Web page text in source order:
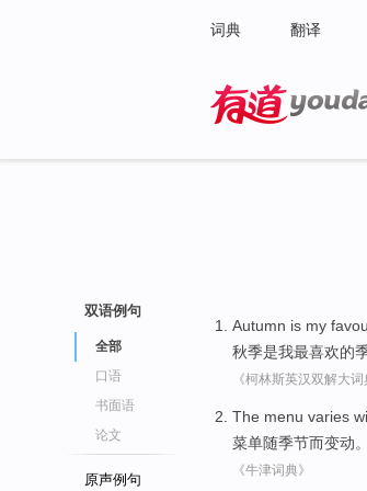
词典 翻译
双语例句
全部
口语
书面语
论文
原声例句
Autumn is my
秋季是我最喜欢的
《柯林斯英汉双解大词
The menu varies
菜单随季节而变动。
《牛津词典》